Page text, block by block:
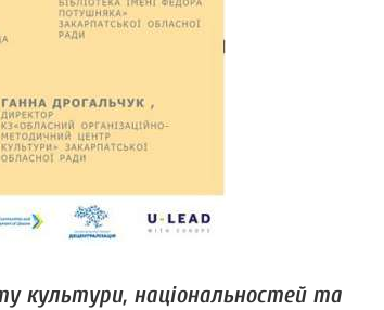
культури, національностей та